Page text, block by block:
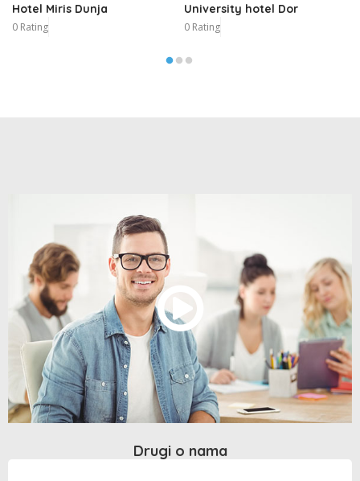
Hotel Miris Dunja
0 Rating
University hotel Dor
0 Rating
Drugi o nama